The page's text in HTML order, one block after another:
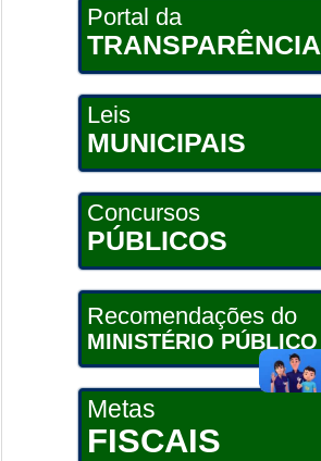
Portal da
TRANSPARÊNCIA
Leis
MUNICIPAIS
Concursos
PÚBLICOS
Recomendações do
MINISTÉRIO PÚBLICO
Metas
FISCAIS